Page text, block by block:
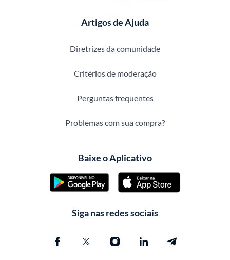
Artigos de Ajuda
Diretrizes da comunidade
Critérios de moderação
Perguntas frequentes
Problemas com sua compra?
Baixe o Aplicativo
Siga nas redes sociais